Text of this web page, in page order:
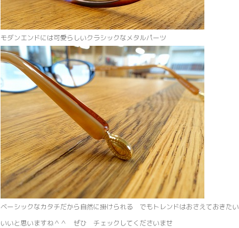
モダンエンドには可愛らしいクラシックなメタルパーツ
ベーシックなカタチだから自然に掛けられる でもトレンドはおさえておきたい
いいと思いますね＾＾ ぜひ チェックしてくださいませ